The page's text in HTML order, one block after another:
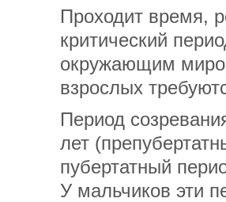
Проходит время,
критический
окружающим
взрослых
Период
лет
пубертатный
У мальчиков эти